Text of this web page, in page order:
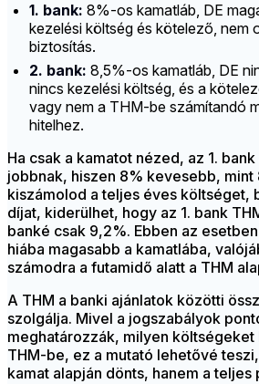
1. bank: 8%-os kamatláb, DE
kezelési költség és kötelező, nem
biztosítás.
2. bank: 8,5%-os kamatláb, DE
nincs kezelési költség, és a
vagy nem a THM-be számítandó
hitelhez.
Ha csak a kamatot nézed, az 1.
jobbnak, hiszen 8% kevesebb, mint
kiszámolod a teljes éves költséget,
díjat, kiderülhet, hogy az 1. bank
banké csak 9,2%. Ebben az
hiába magasabb a kamatlába,
számodra a futamidő alatt a THM
A THM a banki ajánlatok közötti
szolgálja. Mivel a jogszabályok
meghatározzák, milyen költségeket
THM-be, ez a mutató lehetővé
kamat alapján dönts, hanem a